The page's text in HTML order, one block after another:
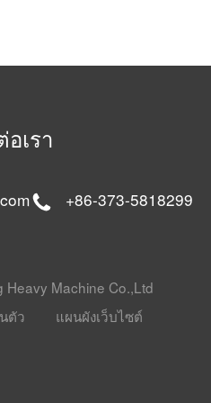
เรา
+86-373-5818299
Machine Co.,Ltd
ตัว
แผนผังเว็บไซต์